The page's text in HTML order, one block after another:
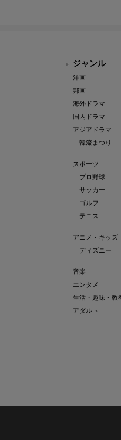
ジャンル
洋画
邦画
海外ドラマ
国内ドラマ
アジアドラマ
韓流まつり
スポーツ
プロ野球
サッカー
ゴルフ
テニス
アニメ・キッズ
ディズニー
音楽
エンタメ
生活・趣味・教
アダルト